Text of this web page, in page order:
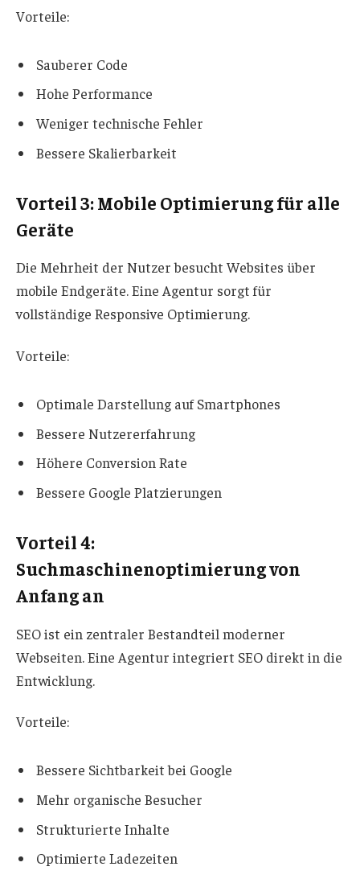
Vorteile:
Sauberer Code
Hohe Performance
Weniger technische Fehler
Bessere Skalierbarkeit
Vorteil 3: Mobile Optimierung für alle
Geräte
Die Mehrheit der Nutzer besucht Websites über
mobile Endgeräte. Eine Agentur sorgt für
vollständige Responsive Optimierung.
Vorteile:
Optimale Darstellung auf Smartphones
Bessere Nutzererfahrung
Höhere Conversion Rate
Bessere Google Platzierungen
Vorteil 4:
Suchmaschinenoptimierung von
Anfang an
SEO ist ein zentraler Bestandteil moderner
Webseiten. Eine Agentur integriert SEO direkt in die
Entwicklung.
Vorteile:
Bessere Sichtbarkeit bei Google
Mehr organische Besucher
Strukturierte Inhalte
Optimierte Ladezeiten